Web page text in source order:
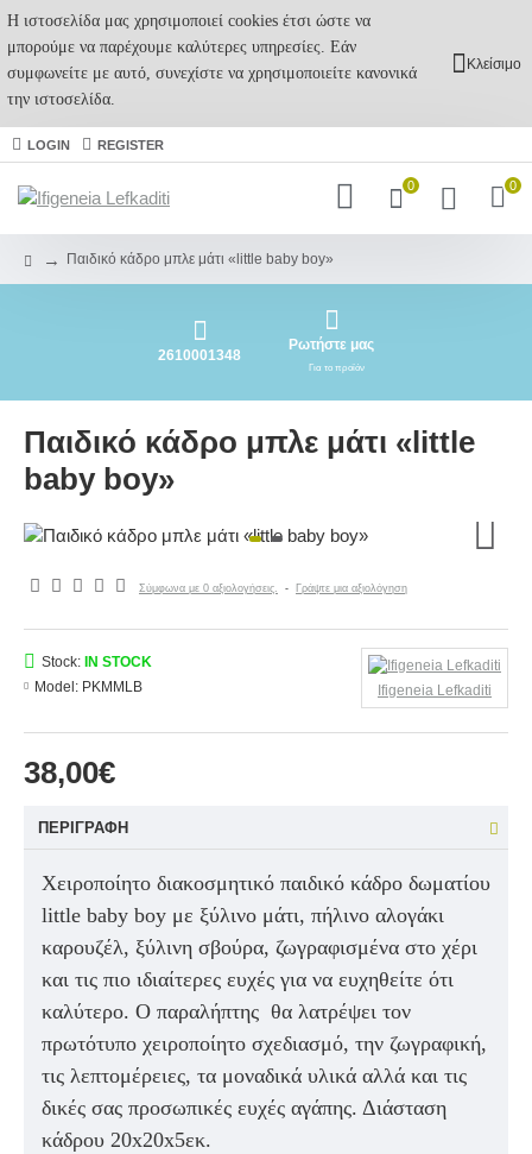
Η ιστοσελίδα μας χρησιμοποιεί cookies έτσι ώστε να
μπορούμε να παρέχουμε καλύτερες υπηρεσίες. Εάν
συμφωνείτε με αυτό, συνεχίστε να χρησιμοποιείτε κανονικά
την ιστοσελίδα.
Κλείσιμο
LOGIN REGISTER
0 0
Παιδικό κάδρο μπλε μάτι «little baby boy»
2610001348
Ρωτήστε μας
Για το προϊόν
Παιδικό κάδρο μπλε μάτι «little
baby boy»
Σύμφωνα με 0 αξιολογήσεις. - Γράψτε μια αξιολόγηση
38,00€
Stock: IN STOCK
Model: PKMMLB Ifigeneia Lefkaditi
ΠΕΡΙΓΡΑΦΉ
Χειροποίητο διακοσμητικό παιδικό κάδρο δωματίου
little baby boy με ξύλινο μάτι, πήλινο αλογάκι
καρουζέλ, ξύλινη σβούρα, ζωγραφισμένα στο χέρι
και τις πιο ιδιαίτερες ευχές για να ευχηθείτε ότι
καλύτερο. Ο παραλήπτης θα λατρέψει τον
πρωτότυπο χειροποίητο σχεδιασμό, την ζωγραφική,
τις λεπτομέρειες, τα μοναδικά υλικά αλλά και τις
δικές σας προσωπικές ευχές αγάπης. Διάσταση
κάδρου 20x20x5εκ.